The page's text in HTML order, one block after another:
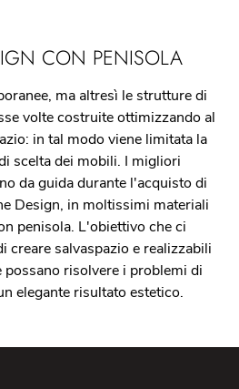
CON PENISOLA
ma altresì le strutture di
volte costruite ottimizzando al
in tal modo viene limitata la
scelta dei mobili. I migliori
da guida durante l'acquisto di
Design, in moltissimi materiali
penisola. L'obiettivo che ci
creare salvaspazio e realizzabili
possano risolvere i problemi di
elegante risultato estetico.